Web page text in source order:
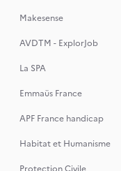
Makesense
AVDTM - ExplorJob
La SPA
Emmaüs France
APF France handicap
Habitat et Humanisme